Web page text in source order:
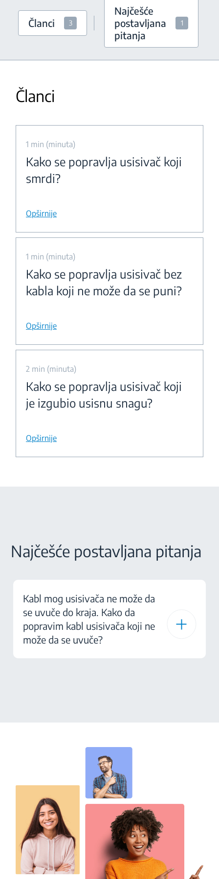
Članci 3
Najčešće
postavljana
pitanja
1
Članci
1 min (minuta)
Kako se popravlja usisivač koji
smrdi?
Opširnije
1 min (minuta)
Kako se popravlja usisivač bez
kabla koji ne može da se puni?
Opširnije
2 min (minuta)
Kako se popravlja usisivač koji
je izgubio usisnu snagu?
Opširnije
Najčešće postavljana pitanja
Kabl mog usisivača ne može da
se uvuče do kraja. Kako da
popravim kabl usisivača koji ne
može da se uvuče?